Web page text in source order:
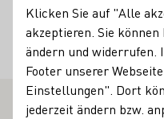
Weingut Rainer Schnaitmann
70734 Fellbach
Klicken Sie auf "Alle
akzeptieren. Sie
ändern und widerrufen.
Footer unserer
Einstellungen". Dort
jederzeit ändern bzw.